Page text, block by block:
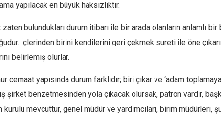
yapılacak en büyük haksızlıktır.
zaten bulundukları durum itibarı ile bir arada olanların anlamlı
İçlerinden birini kendilerini geri çekmek sureti ile öne
belirlemiş olurlar.
cemaat yapısında durum farklıdır; biri çıkar ve ‘adam
şirket benzetmesinden yola çıkacak olursak, patron vardır,
kurulu mevcuttur, genel müdür ve yardımcıları, birim müdürleri,